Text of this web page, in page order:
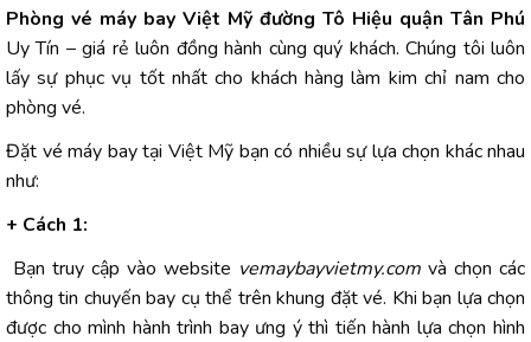
Phòng vé máy bay Việt Mỹ đường Tô Hiệu quận Tân Phú
Uy Tín – giá rẻ luôn đồng hành cùng quý khách. Chúng tôi luôn
lấy sự phục vụ tốt nhất cho khách hàng làm kim chỉ nam cho
phòng vé.
Đặt vé máy bay tại Việt Mỹ bạn có nhiều sự lựa chọn khác nhau
như:
+ Cách 1:
Bạn truy cập vào website vemaybayvietmy.com và chọn các
thông tin chuyến bay cụ thể trên khung đặt vé. Khi bạn lựa chọn
được cho mình hành trình bay ưng ý thì tiến hành lựa chọn hình